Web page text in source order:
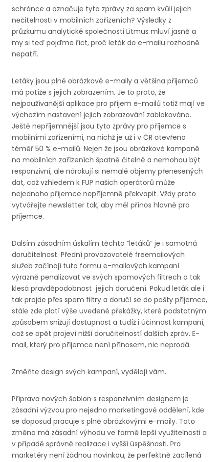
schránce a označuje tyto zprávy za spam kvůli jejich
nečitelnosti v mobilních zařízeních? Výsledky z
průzkumu analytické společnosti Litmus mluví jasně a
my si teď pojďme říct, proč leták do e-mailu rozhodně
nepatří.
Letáky jsou plně obrázkové e-maily a většina příjemců
má potíže s jejich zobrazením. Je to proto, že
nejpoužívanější aplikace pro příjem e-mailů totiž mají ve
výchozím nastavení jejich zobrazování zablokováno.
Ještě nepříjemnější jsou tyto zprávy pro příjemce s
mobilními zařízeními, na nichž je už i v ČR otevřeno
téměř 50 % e-mailů. Nejen že jsou obrázkové kampaně
na mobilních zařízeních špatně čitelné a nemohou být
responzivní, ale nárokují si nemalé objemy přenesených
dat, což vzhledem k FUP našich operátorů může
nejednoho příjemce nepříjemně překvapit. Vždy proto
vytvářejte newsletter tak, aby měl přínos hlavně pro
příjemce.
Dalším zásadním úskalím těchto “letáků” je i samotná
doručitelnost. Přední provozovatelé freemailových
služeb začínají tuto formu e-mailových kampaní
výrazně penalizovat ve svých spamových filtrech a tak
klesá pravděpodobnost jejich doručení. Pokud leták ale i
tak projde přes spam filtry a doručí se do pošty příjemce,
stále zde platí výše uvedené překážky, které podstatným
způsobem snižují dostupnost a tudíž i účinnost kampaní,
což se opět projeví nižší doručitelností dalších zpráv. E-
mail, který pro příjemce není přínosem, nic neprodá.
Změňte design svých kampaní, vydělají vám.
Příprava nových šablon s responzivním designem je
zásadní výzvou pro nejedno marketingové oddělení, kde
se doposud pracuje s plně obrázkovými e-maily. Tato
změna má zásadní výhodu ve formě lepší využitelnosti a
v případě správné realizace i vyšší úspěšnosti. Pro
marketéry není žádnou novinkou, že perfektně zacílená